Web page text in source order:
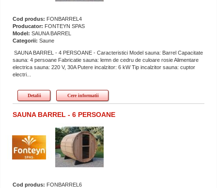
Cod produs: FONBARREL4
Producator: FONTEYN SPAS
Model: SAUNA BARREL
Categorii: Saune
SAUNA BARREL - 4 PERSOANE - Caracteristici Model sauna: Barrel Capacitate
sauna: 4 persoane Fabricatie sauna: lemn de cedru de culoare rosie Alimentare
electrica sauna: 220 V, 30A Putere incalzitor: 6 kW Tip incalzitor sauna: cuptor
electri...
Detalii Cere informatii
SAUNA BARREL - 6 PERSOANE
Cod produs: FONBARREL6